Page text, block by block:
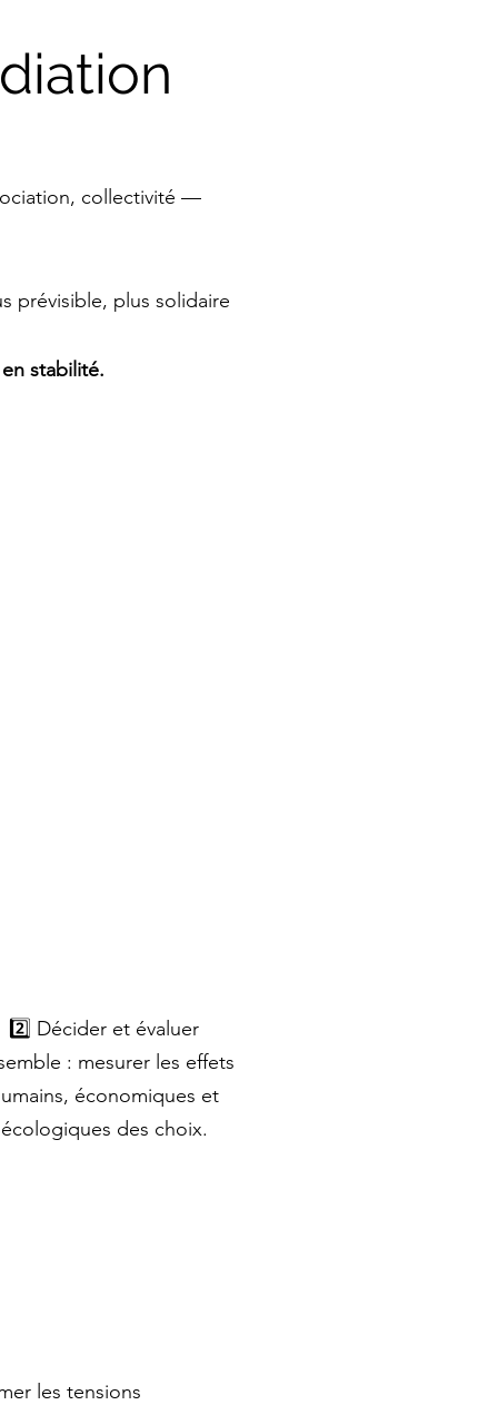
collectivité —
prévisible, plus solidaire
stabilité.
2️⃣ Décider et évaluer
: mesurer les effets
économiques et
écologiques des choix.
les tensions